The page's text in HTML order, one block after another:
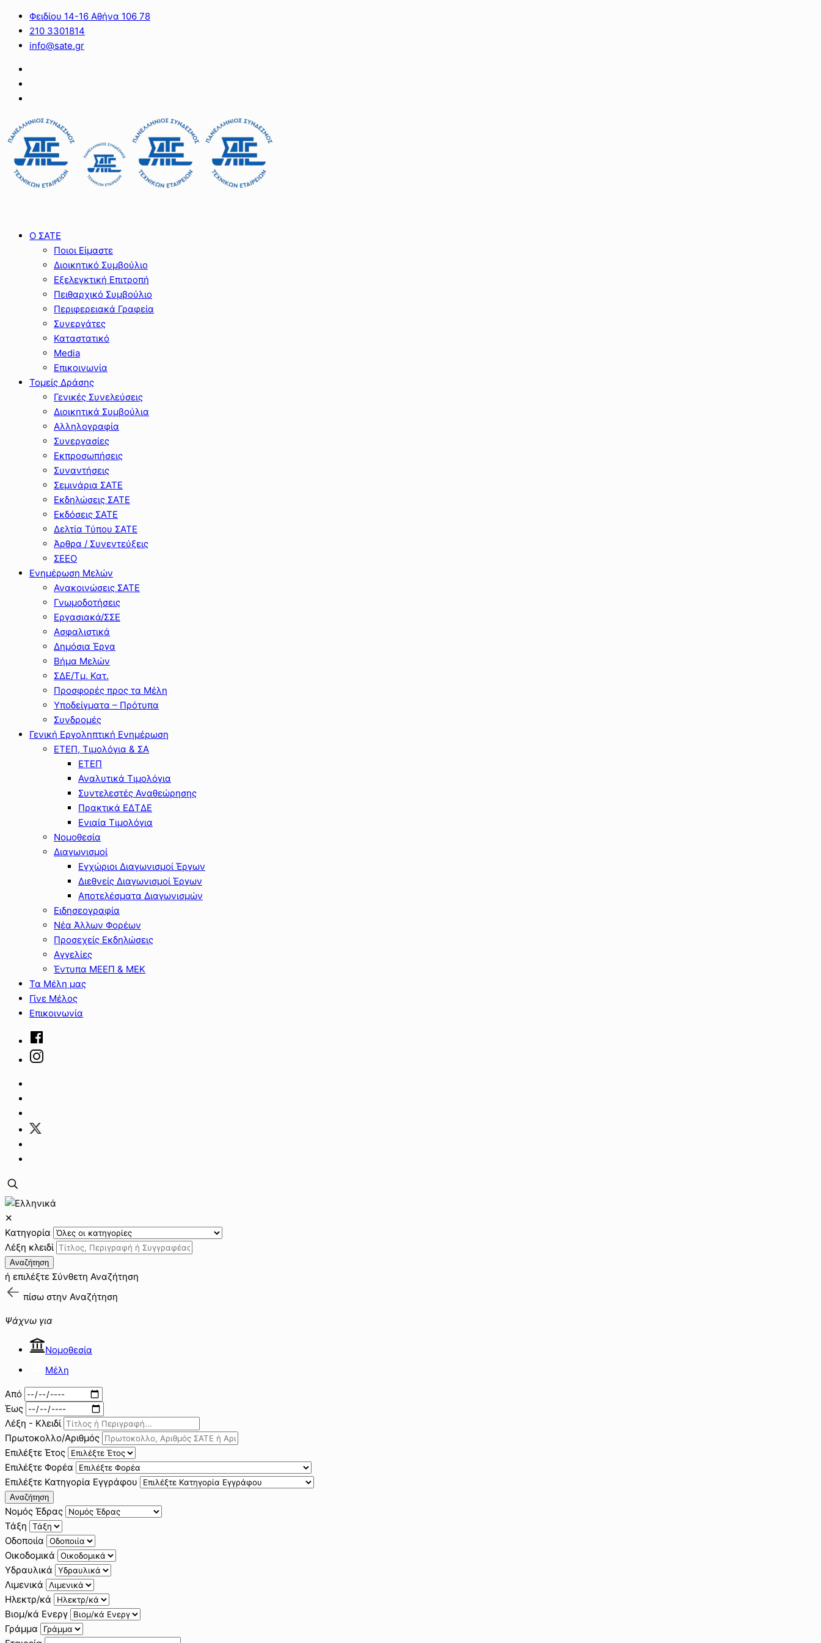
Φειδίου 14-16 Αθήνα 106 78
210 3301814
info@sate.gr
Ο ΣΑΤΕ
Ποιοι Είμαστε
Διοικητικό Συμβούλιο
Εξελεγκτική Επιτροπή
Πειθαρχικό Συμβούλιο
Περιφερειακά Γραφεία
Συνεργάτες
Καταστατικό
Media
Επικοινωνία
Τομείς Δράσης
Γενικές Συνελεύσεις
Διοικητικά Συμβούλια
Αλληλογραφία
Συνεργασίες
Εκπροσωπήσεις
Συναντήσεις
Σεμινάρια ΣΑΤΕ
Εκδηλώσεις ΣΑΤΕ
Εκδόσεις ΣΑΤΕ
Δελτία Τύπου ΣΑΤΕ
Άρθρα / Συνεντεύξεις
ΣΕΕΟ
Ενημέρωση Μελών
Ανακοινώσεις ΣΑΤΕ
Γνωμοδοτήσεις
Εργασιακά/ΣΣΕ
Ασφαλιστικά
Δημόσια Έργα
Βήμα Μελών
ΣΔΕ/Τμ. Κατ.
Προσφορές προς τα Μέλη
Υποδείγματα – Πρότυπα
Συνδρομές
Γενική Εργοληπτική Ενημέρωση
ΕΤΕΠ, Τιμολόγια & ΣΑ
ΕΤΕΠ
Αναλυτικά Τιμολόγια
Συντελεστές Αναθεώρησης
Πρακτικά ΕΔΤΔΕ
Ενιαία Τιμολόγια
Νομοθεσία
Διαγωνισμοί
Εγχώριοι Διαγωνισμοί Έργων
Διεθνείς Διαγωνισμοί Έργων
Αποτελέσματα Διαγωνισμών
Ειδησεογραφία
Νέα Άλλων Φορέων
Προσεχείς Εκδηλώσεις
Αγγελίες
Έντυπα ΜΕΕΠ & ΜΕΚ
Τα Μέλη μας
Γίνε Μέλος
Επικοινωνία
✕
Κατηγορία
Λέξη κλειδί
Αναζήτηση
ή επιλέξτε Σύνθετη Αναζήτηση
πίσω στην Αναζήτηση
Ψάχνω για
Νομοθεσία
Μέλη
Από
Έως
Λέξη - Κλειδί
Πρωτοκολλο/Αριθμός
Επιλέξτε Έτος
Επιλέξτε Φορέα
Επιλέξτε Κατηγορία Εγγράφου
Αναζήτηση
Νομός Έδρας
Τάξη
Οδοποιία
Οικοδομικά
Υδραυλικά
Λιμενικά
Ηλεκτρ/κά
Βιομ/κά Ενεργ
Γράμμα